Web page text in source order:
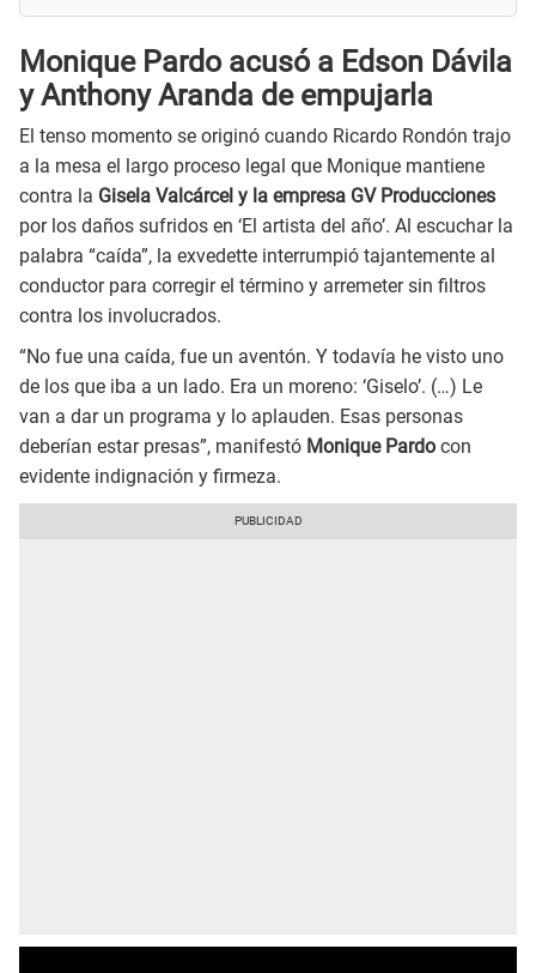
Monique Pardo acusó a Edson Dávila
y Anthony Aranda de empujarla
El tenso momento se originó cuando Ricardo Rondón trajo
a la mesa el largo proceso legal que Monique mantiene
contra la Gisela Valcárcel y la empresa GV Producciones
por los daños sufridos en ‘El artista del año’. Al escuchar la
palabra “caída”, la exvedette interrumpió tajantemente al
conductor para corregir el término y arremeter sin filtros
contra los involucrados.
“No fue una caída, fue un aventón. Y todavía he visto uno
de los que iba a un lado. Era un moreno: ‘Giselo’. (…) Le
van a dar un programa y lo aplauden. Esas personas
deberían estar presas”, manifestó Monique Pardo con
evidente indignación y firmeza.